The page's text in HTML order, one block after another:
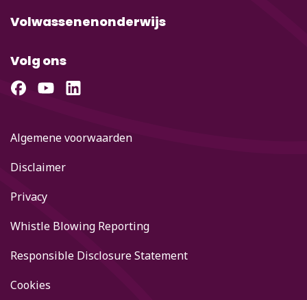
Volwassenenonderwijs
Volg ons
Algemene voorwaarden
Disclaimer
Privacy
Whistle Blowing Reporting
Responsible Disclosure Statement
Cookies